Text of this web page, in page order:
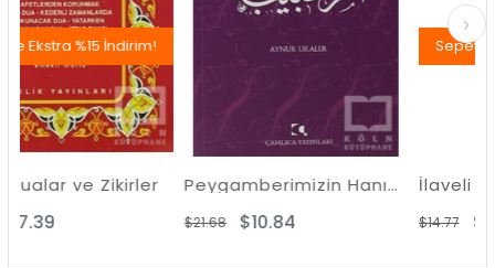
Zikirler
İndirim!
Peygamberimizin Hanımı Ümmü Habibe ve Rivayet Ettiği Hadisler
$10.84 $7.39
Sepette Ekstra %15